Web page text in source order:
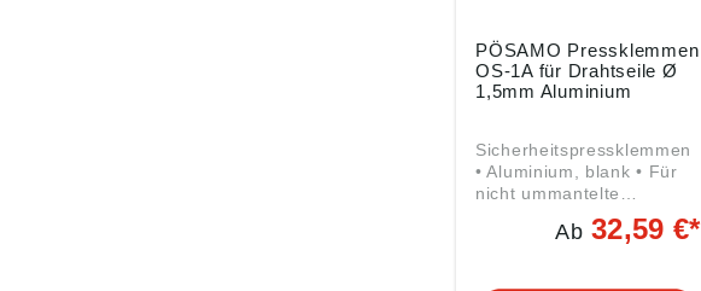
PÖSAMO Pressklemmen
OS-1A für Drahtseile Ø
1,5mm Aluminium
Sicherheitspressklemmen
• Aluminium, blank • Für
nicht ummantelte
Drahtseile von 1,5 mm bis
Ab32,59 €*